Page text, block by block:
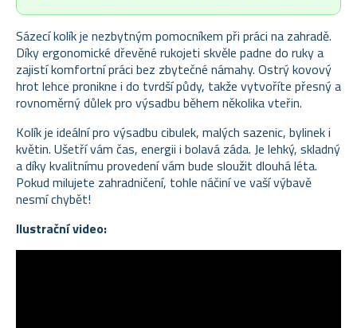
Sázecí kolík je nezbytným pomocníkem při práci na zahradě.
Díky ergonomické dřevěné rukojeti skvěle padne do ruky a
zajistí komfortní práci bez zbytečné námahy. Ostrý kovový
hrot lehce pronikne i do tvrdší půdy, takže vytvoříte přesný a
rovnoměrný důlek pro výsadbu během několika vteřin.
Kolík je ideální pro výsadbu cibulek, malých sazenic, bylinek i
květin. Ušetří vám čas, energii i bolavá záda. Je lehký, skladný
a díky kvalitnímu provedení vám bude sloužit dlouhá léta.
Pokud milujete zahradničení, tohle náčiní ve vaší výbavě
nesmí chybět!
Ilustrační video: